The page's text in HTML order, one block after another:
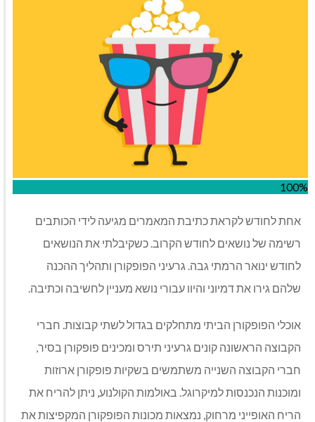
100%
אחת לחודש לקראת כתיבת המאמרים מגיעה לידי הכותבים
רשימה של נושאים לחודש הקרוב. כשקיבלתי את הנושאים
לחודש ינואר הרמתי גבה. גרעיני הפופקורן ותהליך ההכנה
שלהם גירו את דמיוני והיוו עבורי נושא מעניין לחשיבה וכתיבה.
אוכלי הפופקורן הביתי מתחלקים בגדול לשתי קבוצות. חברי
הקבוצה הראשונה קונים גרעיני תירס ומכינים פופקורן בסיר,
חברי הקבוצה השנייה משתמשים בשקיות פופקורן ארוזות
ומוכנות הנכנסות למיקרוגל. באולמות הקולנוע, ניתן להריח את
הריח האופייני מרחוק, נמצאות מכונות הפופקורן המקפיצות את